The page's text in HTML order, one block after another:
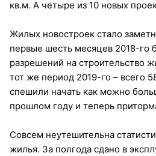
кв.м. А четыре из 10 новых
Жилых новостроек стало
первые шесть месяцев 2018-го
разрешений на строительство
тот же период 2019-го – всего
спешили начать как можно
прошлом году и теперь
Совсем неутешительна
жилья. За полгода сдано в